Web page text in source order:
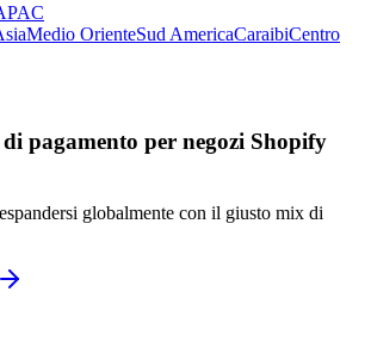
Medio OrienteSud AmericaCaraibiCentro
pagamento per negozi Shopify
globalmente con il giusto mix di